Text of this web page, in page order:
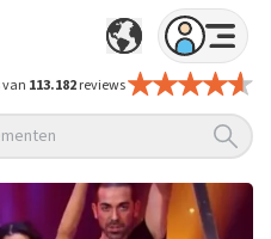
van 113.182reviews